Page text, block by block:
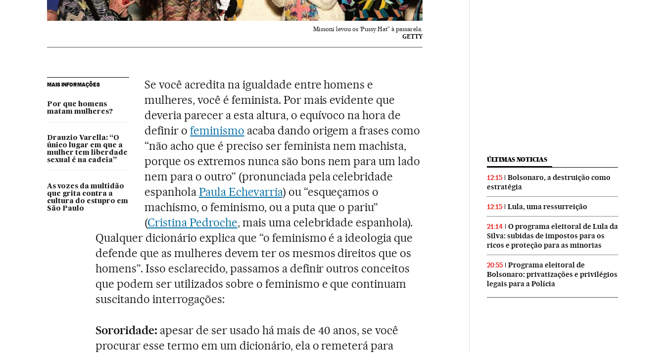
Missoni levou os ‘Pussy Hat” à passarela.
GETTY
MAIS INFORMAÇÕES
Por que homens
matam mulheres?
Drauzio Varella: “O
único lugar em que a
mulher tem liberdade
sexual é na cadeia”
As vozes da multidão
que grita contra a
cultura do estupro em
São Paulo
Se você acredita na igualdade entre homens e
mulheres, você é feminista. Por mais evidente que
deveria parecer a esta altura, o equívoco na hora de
definir o feminismo acaba dando origem a frases como
“não acho que é preciso ser feminista nem machista,
porque os extremos nunca são bons nem para um lado
nem para o outro” (pronunciada pela celebridade
espanholaPaula Echevarria) ou “esqueçamos o
machismo, o feminismo, ou a puta que o pariu”
(Cristina Pedroche, mais uma celebridade espanhola).
Qualquer dicionário explica que “o feminismo é a ideologia que
defende que as mulheres devem ter os mesmos direitos que os
homens”. Isso esclarecido, passamos a definir outros conceitos
que podem ser utilizados sobre o feminismo e que continuam
suscitando interrogações:
Sororidade: apesar de ser usado há mais de 40 anos, se você
procurar esse termo em um dicionário, ela o remeterá para
ÚLTIMAS NOTICIAS
12:15
Bolsonaro, a destruição como
estratégia
12:15 Lula, uma ressurreição
21:14
O programa eleitoral de Lula da
Silva: subidas de impostos para os
ricos e proteção para as minorias
20:55
Programa eleitoral de
Bolsonaro: privatizações e privilégios
legais para a Polícia